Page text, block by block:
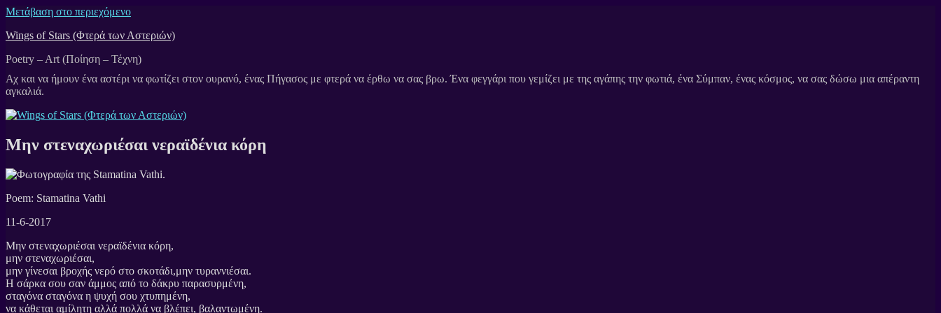
Μετάβαση στο περιεχόμενο
Wings of Stars (Φτερά των Αστεριών)
Poetry – Art (Ποίηση – Τέχνη)
Μην στεναχωριέσαι νεραϊδένια κόρη
Poem: Stamatina Vathi
11-6-2017
Μην στεναχωριέσαι νεραϊδένια κόρη,
μην στεναχωριέσαι,
μην γίνεσαι βροχής νερό στο σκοτάδι,μην τυραννιέσαι.
Η σάρκα σου σαν άμμος από το δάκρυ παρασυρμένη,
σταγόνα σταγόνα η ψυχή σου χτυπημένη,
να κάθεται αμίλητη αλλά πολλά να βλέπει, βαλαντωμένη.